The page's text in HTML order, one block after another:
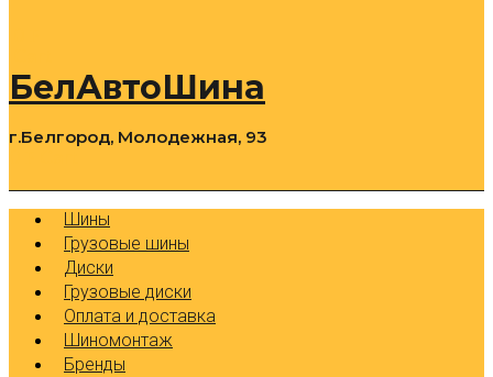
БелАвтоШина
г.Белгород, Молодежная, 93
Шины
Грузовые шины
Диски
Грузовые диски
Оплата и доставка
Шиномонтаж
Бренды